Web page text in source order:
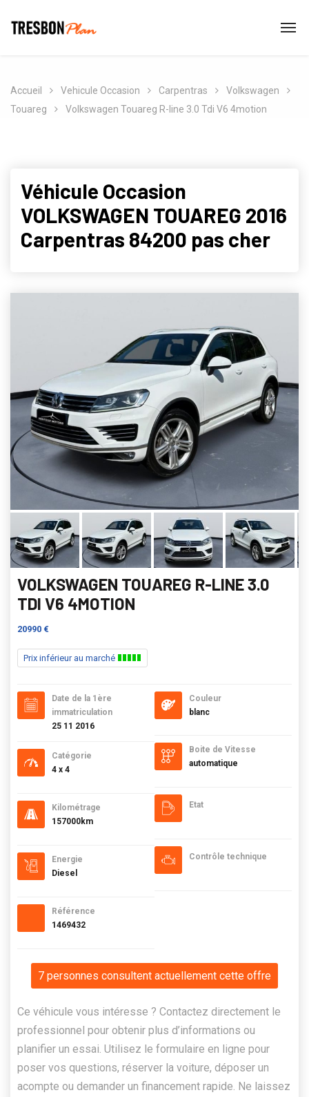
Accueil Vehicule Occasion Carpentras
Volkswagen
Touareg
Volkswagen Touareg R-line 3.0 Tdi V6 4motion
Véhicule Occasion
VOLKSWAGEN TOUAREG 2016
Carpentras 84200 pas cher
VOLKSWAGEN TOUAREG R-LINE 3.0
TDI V6 4MOTION
20990 €
Prix inférieur au marché
Date de la 1ère
immatriculation
25 11 2016
Catégorie
4 x 4
Kilométrage
157000km
Energie
Diesel
Référence
1469432
Couleur
blanc
Boite de Vitesse
automatique
Etat
Contrôle technique
7 personnes consultent actuellement cette offre
Ce véhicule vous intéresse ? Contactez directement le
professionnel pour obtenir plus d’informations ou
planifier un essai. Utilisez le formulaire en ligne pour
poser vos questions, réserver la voiture, déposer un
acompte ou demander un financement rapide. Ne laissez